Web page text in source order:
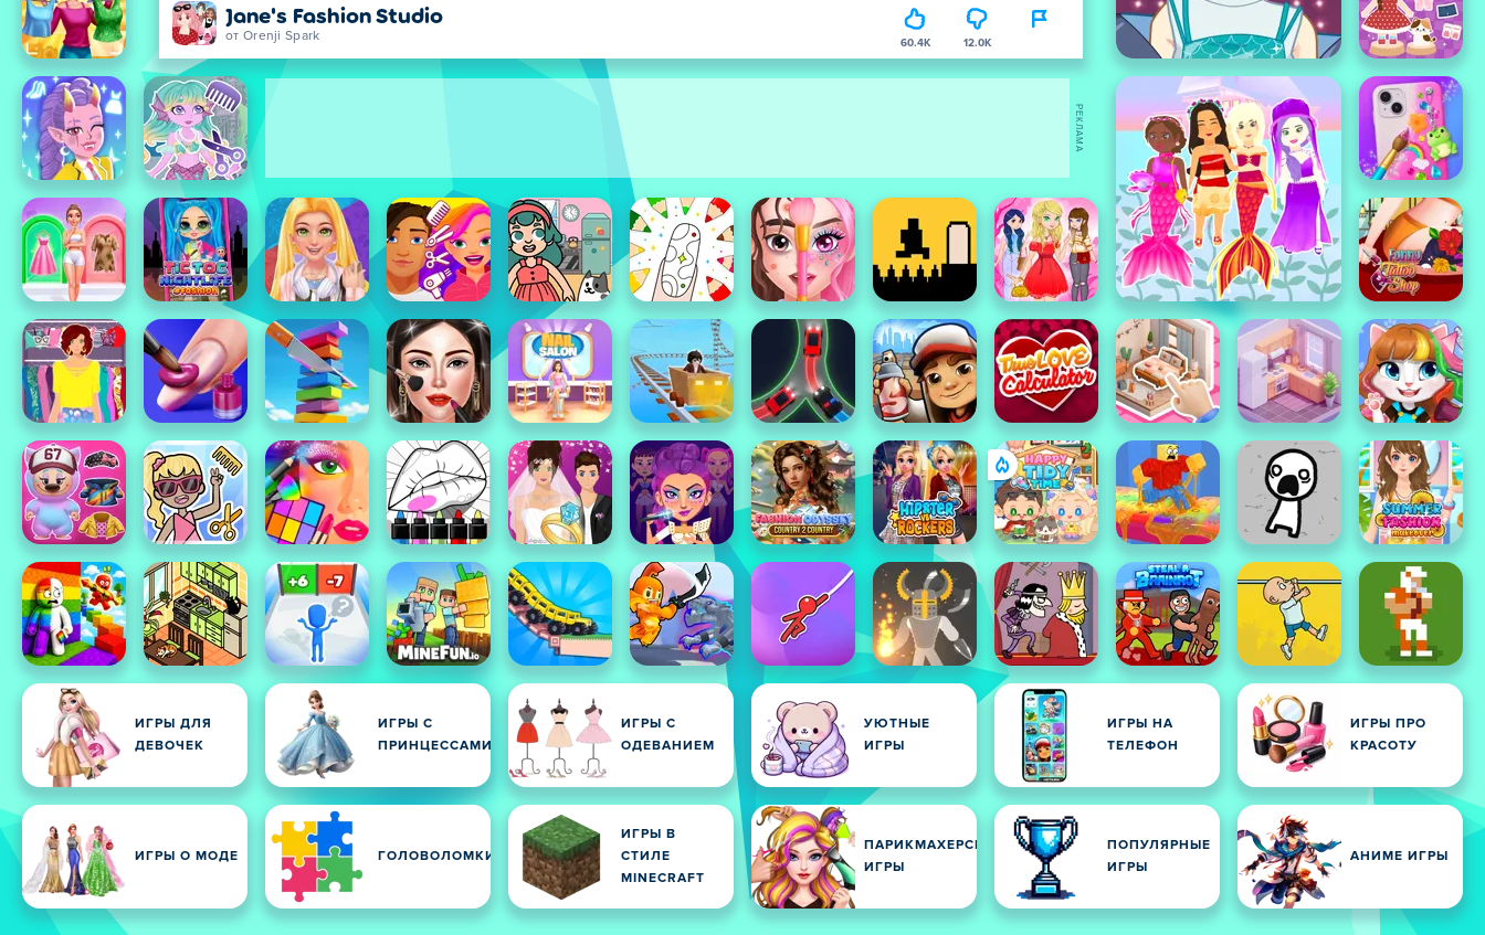
Jane's Fashion Studio
от Orenji Spark 60.4K 12.0K
ИГРЫ ДЛЯ
ДЕВОЧЕК
ИГРЫ С
ПРИНЦЕССАМИ
ИГРЫ С
ОДЕВАНИЕМ
УЮТНЫЕ
ИГРЫ
ИГРЫ НА
ТЕЛЕФОН
ИГРЫ ПРО
КРАСОТУ
ИГРЫ О МОДЕ ГОЛОВОЛОМКИ
ИГРЫ В
СТИЛЕ
MINECRAFT
ПАРИКМАХЕРСКИЕ
ИГРЫ
ПОПУЛЯРНЫЕ
ИГРЫ
АНИМЕ ИГРЫ
РЕКЛАМА